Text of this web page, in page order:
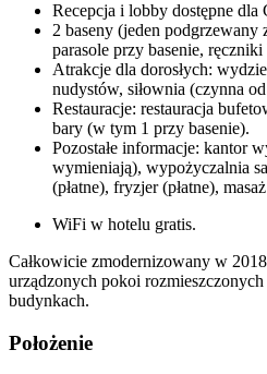
Recepcja i lobby dostępne dla
2 baseny (jeden podgrzewany
parasole przy basenie, ręczniki
Atrakcje dla dorosłych:
nudystów, siłownia (czynna
Restauracje: restauracja
bary (w tym 1 przy basenie).
Pozostałe informacje: kantor
wymieniają), wypożyczalnia
(płatne), fryzjer (płatne),
WiFi w hotelu gratis.
Całkowicie zmodernizowany w
urządzonych pokoi
budynkach.
Położenie